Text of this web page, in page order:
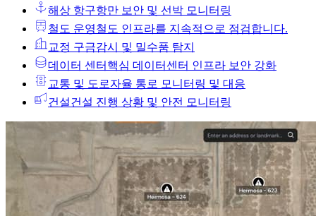
해상 항구항만 보안 및 선박 모니터링
철도 운영철도 인프라를 지속적으로 점검합니다.
교정 구금감시 및 밀수품 탐지
데이터 센터 핵심 데이터센터 인프라 보안 강화
교통 및 도로자율 통로 모니터링 및 대응
건설건설 진행 상황 및 안전 모니터링